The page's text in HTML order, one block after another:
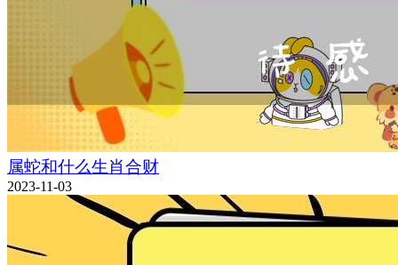
属蛇和什么生肖合财
2023-11-03